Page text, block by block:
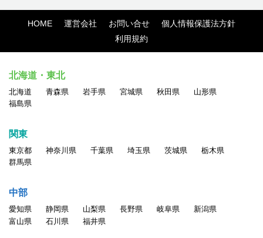
HOME 運営会社 お問い合せ
個人情報保護法方針
利用規約
北海道・東北
北海道 青森県 岩手県 宮城県 秋田県
山形県
福島県
関東
東京都 神奈川県 千葉県 埼玉県 茨城県
栃木県
群馬県
中部
愛知県 静岡県 山梨県 長野県 岐阜県
新潟県
富山県
石川県 福井県